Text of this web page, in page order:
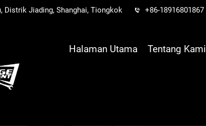
Distrik Jiading, Shanghai, Tiongkok +86-18916801867
Halaman Utama Tentang Kami